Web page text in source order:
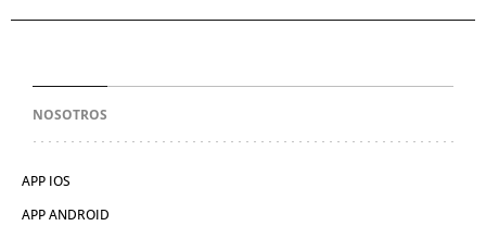
NOSOTROS
APP IOS
APP ANDROID